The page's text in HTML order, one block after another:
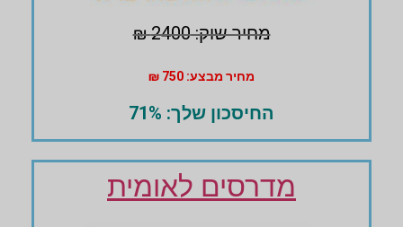
מחיר שוק: 2400 ₪
מחיר מבצע: 750 ₪
החיסכון שלך: 71%
מדרסים לאומית